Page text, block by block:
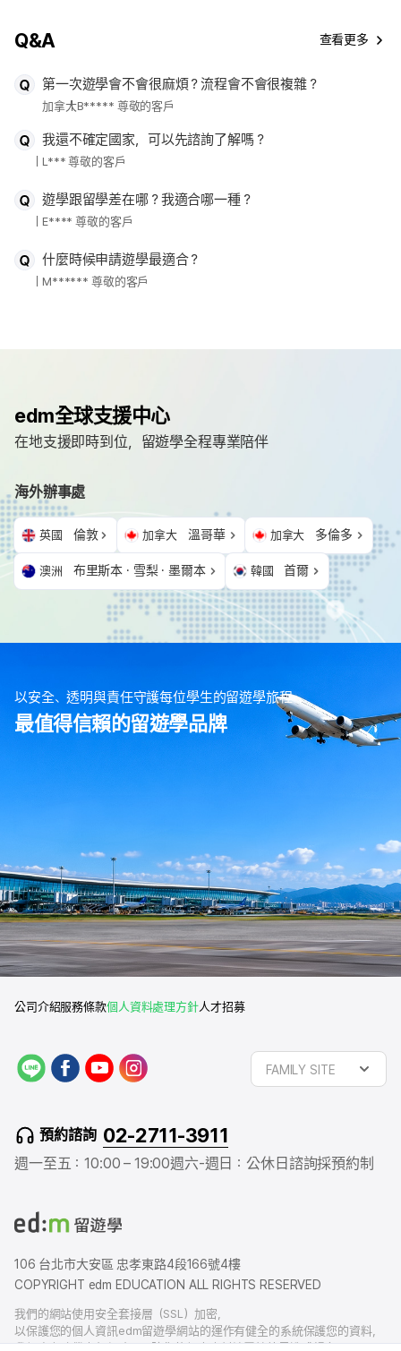
Q&A 查看更多
第一次遊學會不會很麻煩？流程會不會很複雜？
加拿大B***** 尊敬的客戶
我還不確定國家，可以先諮詢了解嗎？
L*** 尊敬的客戶
遊學跟留學差在哪？我適合哪一種？
E**** 尊敬的客戶
什麼時候申請遊學最適合？
M****** 尊敬的客戶
edm全球支援中心
在地支援即時到位，留遊學全程專業陪伴
海外辦事處
英國 倫敦 加拿大 溫哥華 加拿大 多倫多
澳洲 布里斯本 · 雪梨 · 墨爾本 韓國 首爾
以安全、透明與責任守護每位學生的留遊學旅程
最值得信賴的留遊學品牌
公司介紹服務條款個人資料處理方針人才招募
L
f
a
b
o
y
o
u
e
a
r
FAMILY SITE
預約諮詢 02-2711-3911
週一至五：10:00 – 19:00週六-週日：公休日 諮詢採預約制
106 台北市大安區 忠孝東路4段166號4樓
COPYRIGHT edm EDUCATION ALL RIGHTS RESERVED
我們的網站使用安全套接層（SSL）加密，
以保護您的個人資訊edm留遊學網站的運作有健全的系統保護您的資料，
我們也有賠償責任保險，以防您的個人資料洩露給外界造成損害